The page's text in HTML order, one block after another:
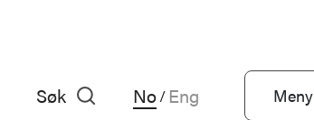
Søk No/ Eng Meny